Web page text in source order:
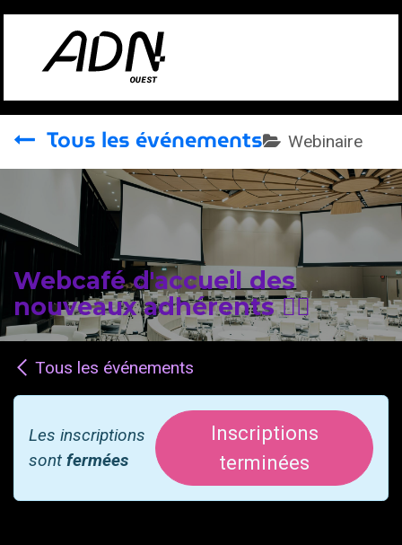
Se rendre au contenu
Tous les événements Webinaire
Webcafé d'accueil des
nouveaux adhérents 🖐🏽
Tous les événements
Les inscriptions
sont fermées
Inscriptions
terminées